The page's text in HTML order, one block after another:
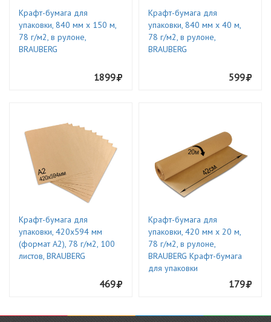
Крафт-бумага для
упаковки, 840 мм х 150 м,
78 г/м2, в рулоне,
BRAUBERG
1899
Крафт-бумага для
упаковки, 840 мм х 40 м,
78 г/м2, в рулоне,
BRAUBERG
599
Крафт-бумага для
упаковки, 420х594 мм
(формат А2), 78 г/м2, 100
листов, BRAUBERG
469
Крафт-бумага для
упаковки, 420 мм х 20 м,
78 г/м2, в рулоне,
BRAUBERG Крафт-бумага
для упаковки
179